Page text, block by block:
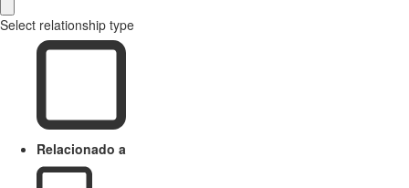
Select relationship type
Relacionado a